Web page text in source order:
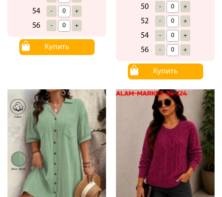
54 - +
56 - +
Купить
50 - +
52 - +
54 - +
56 - +
Купить